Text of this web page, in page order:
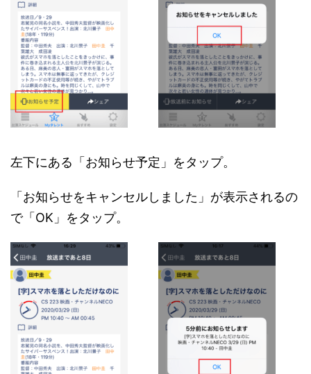
左下にある「お知らせ予定」をタップ。
「お知らせをキャンセルしました」が表示されるの
で「OK」をタップ。